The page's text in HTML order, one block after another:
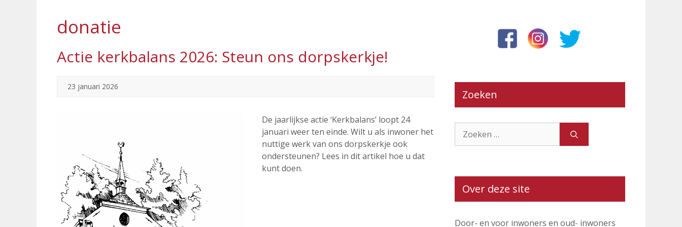
donatie
Actie kerkbalans 2026: Steun ons dorpskerkje!
23 januari 2026
De jaarlijkse actie ‘Kerkbalans’ loopt 24
januari weer ten einde. Wilt u als inwoner het
nuttige werk van ons dorpskerkje ook
ondersteunen? Lees in dit artikel hoe u dat
kunt doen.
Zoeken
naar:
Over deze site
Door- en voor inwoners en oud- inwoners